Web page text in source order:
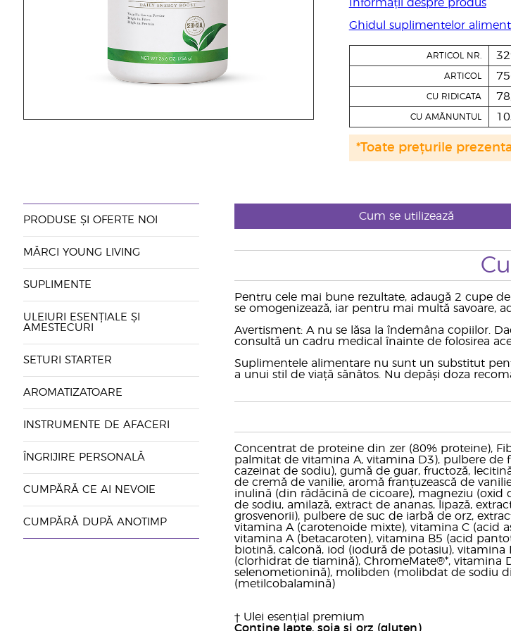
Informații despre produs
Ghidul suplimentelor
ARTICOL NR.
ARTICOL
CU RIDICATA
CU AMĂNUNTUL
*Toate prețurile
PRODUSE ȘI OFERTE NOI
MĂRCI YOUNG LIVING
SUPLIMENTE
ULEIURI ESENȚIALE ȘI
AMESTECURI
SETURI STARTER
AROMATIZATOARE
INSTRUMENTE DE AFACERI
ÎNGRIJIRE PERSONALĂ
CUMPĂRĂ CE AI NEVOIE
CUMPĂRĂ DUPĂ ANOTIMP
Cum se utilizează
Pentru cele mai bune rezultate, adaugă 2 cupe
se omogenizează, iar pentru mai multă savoare,
Avertisment: A nu se lăsa la îndemâna copiilor.
consultă un cadru medical înainte de folosirea
Suplimentele alimentare nu sunt un substitut
a unui stil de viață sănătos. Nu depăși doza
Concentrat de proteine din zer (80% proteine),
palmitat de vitamina A, vitamina D3), pulbere de
cazeinat de sodiu), gumă de guar, fructoză,
de cremă de vanilie, aromă franțuzească de
inulină (din rădăcină de cicoare), magneziu (oxid
de sodiu, amilază, extract de ananas, lipază,
grosvenorii), pulbere de suc de iarbă de orz,
vitamina A (carotenoide mixte), vitamina C (acid
vitamina A (betacaroten), vitamina B5 (acid
biotină, calconă, iod (iodură de potasiu),
(clorhidrat de tiamină), ChromeMate®*, vitamina
selenometionină), molibden (molibdat de sodiu
(metilcobalamină)
† Ulei esențial premium
Conține lapte, soia și orz (gluten)